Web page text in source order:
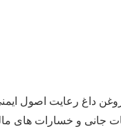
روغن داغ رعایت اصول
و خسارات های